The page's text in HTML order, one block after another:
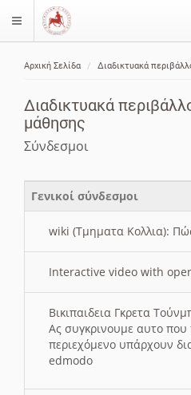
$langMenu
Αρχική Σελίδα Διαδικτυακά
Διαδικτυακά
μάθησης
Σύνδεσμοι
Γενικοί σύνδεσμοι
wiki (Τμηματα Κολλια):
Interactive video with
Βικιπαιδεια Γκρετα
Ας συγκρινουμε αυτο
περιεχόμενο υπάρχουν
edmodo